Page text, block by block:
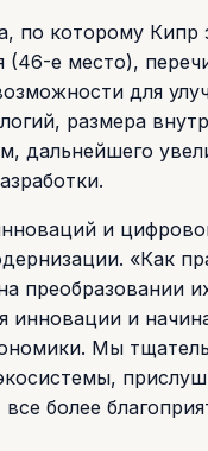
по которому
(46-е место),
для
размера
дальнейшего
и
«Как
преобразовании
инновации и
Мы
более